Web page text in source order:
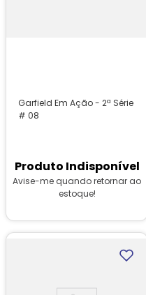
Garfield Em Ação - 2ª Série
# 08
Produto Indisponível
Avise-me quando retornar ao
estoque!